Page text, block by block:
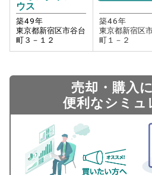
ウス
築49年
東京都新宿区市谷台
町３－１２
築46年
東京都新宿区
町１－２
売却・購入
便利なシミュ